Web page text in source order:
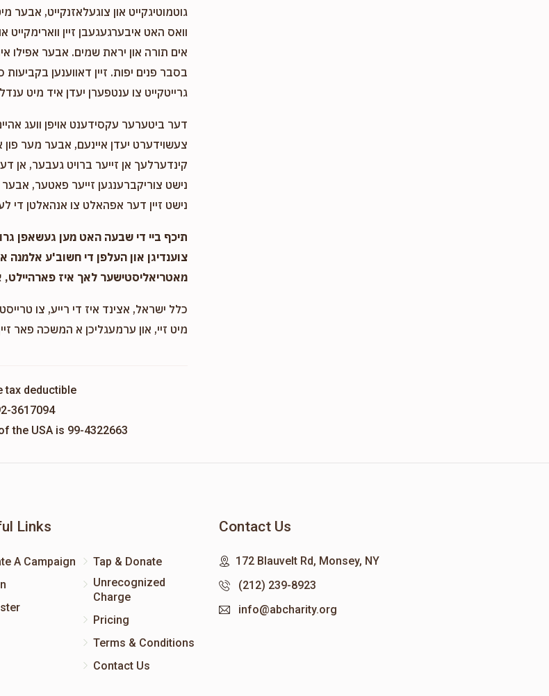
$180.00
$460.00
גוטמוטיגקייט און צוגעלאזנקייט,
וואס האט איבערגעגעבן זיין ווארימקייט
אים תורה און יראת שמים. אבער אפילו
בסבר פנים יפות. זיין דאווענען בקביעות
גרייטקייט צו ענטפערן יעדן איד מיט
דער ביטערער עקסידענט אויפן וועג
צעשוידערט יעדן איינעם, אבער מער
קינדערלעך אן זייער ברויט געבער, אן
נישט צוריקברענגען זייער פאטער,
נישט זיין דער אפהאלט צו אנהאלטן די
תיכף ביי די שבעה האט מען געשאפן
צוענדיגן און העלפן די חשוב'ע אלמנה
מאטריאליסטישער לאך איז פארהיילט,
כלל ישראל, אצינד איז די רייע, צו
מיט זיי, און ערמעגליכן א המשכה פאר
tax deductible
3617094
the USA is 99-4322663
Links
A Campaign
Tap & Donate
Unrecognized
Charge
Pricing
Terms & Conditions
Contact Us
Contact Us
172 Blauvelt Rd, Monsey, NY
(212) 239-8923
info@abcharity.org